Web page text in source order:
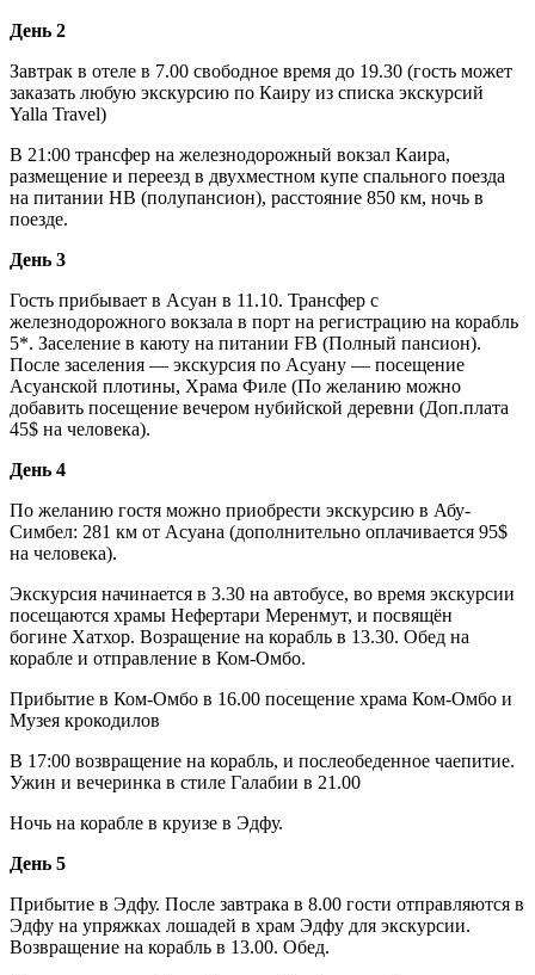
День 2
Завтрак в отеле в 7.00 свободное время до 19.30 (гость может
заказать любую экскурсию по Каиру из списка экскурсий
Yalla Travel)
В 21:00 трансфер на железнодорожный вокзал Каира,
размещение и переезд в двухместном купе спального поезда
на питании НВ (полупансион), расстояние 850 км, ночь в
поезде.
День 3
Гость прибывает в Асуан в 11.10. Трансфер с
железнодорожного вокзала в порт на регистрацию на корабль
5*. Заселение в каюту на питании FB (Полный пансион).
После заселения — экскурсия по Асуану — посещение
Асуанской плотины, Храма Филе (По желанию можно
добавить посещение вечером нубийской деревни (Доп.плата
45$ на человека).
День 4
По желанию гостя можно приобрести экскурсию в Абу-
Симбел: 281 км от Асуана (дополнительно оплачивается 95$
на человека).
Экскурсия начинается в 3.30 на автобусе, во время экскурсии
посещаются храмы Нефертари Меренмут, и посвящён
богине Хатхор. Возращение на корабль в 13.30. Обед на
корабле и отправление в Ком-Омбо.
Прибытие в Ком-Омбо в 16.00 посещение храма Ком-Омбо и
Музея крокодилов
В 17:00 возвращение на корабль, и послеобеденное чаепитие.
Ужин и вечеринка в стиле Галабии в 21.00
Ночь на корабле в круизе в Эдфу.
День 5
Прибытие в Эдфу. После завтрака в 8.00 гости отправляются в
Эдфу на упряжках лошадей в храм Эдфу для экскурсии.
Возвращение на корабль в 13.00. Обед.